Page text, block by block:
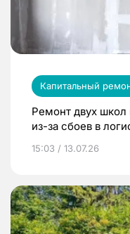
Капитальный
Ремонт двух школ
из-за сбоев в
15:03 / 13.07.26